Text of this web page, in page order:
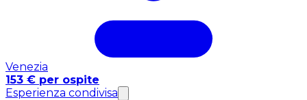
Venezia
153 € per ospite
Esperienza condivisa